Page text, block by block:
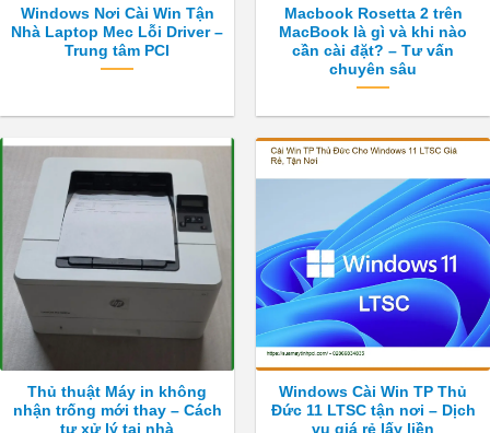
Windows Nơi Cài Win Tận
Nhà Laptop Mec Lỗi Driver –
Trung tâm PCI
Macbook Rosetta 2 trên
MacBook là gì và khi nào
cần cài đặt? – Tư vấn
chuyên sâu
Thủ thuật Máy in không
nhận trống mới thay – Cách
tự xử lý tại nhà
Windows Cài Win TP Thủ
Đức 11 LTSC tận nơi – Dịch
vụ giá rẻ lấy liền